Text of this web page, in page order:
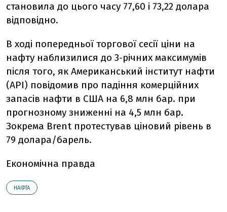
становила до цього часу 77,60 і 73,22 долара
відповідно.
В ході попередньої торгової сесії ціни на
нафту наблизилися до 3-річних максимумів
після того, як Американський інститут нафти
(API) повідомив про падіння комерційних
запасів нафти в США на 6,8 млн бар. при
прогнозному зниженні на 4,5 млн бар.
Зокрема Brent протестував ціновий рівень в
79 долара/барель.
Економічна правда
НАФТА